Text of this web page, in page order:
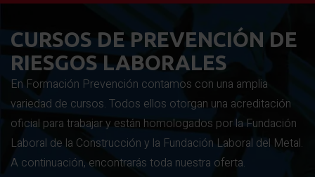
CURSOS DE PREVENCIÓN DE
RIESGOS LABORALES
En Formación Prevención contamos con una amplia
variedad de cursos. Todos ellos otorgan una acreditación
oficial para trabajar y están homologados por la Fundación
Laboral de la Construcción y la Fundación Laboral del Metal.
A continuación, encontrarás toda nuestra oferta.